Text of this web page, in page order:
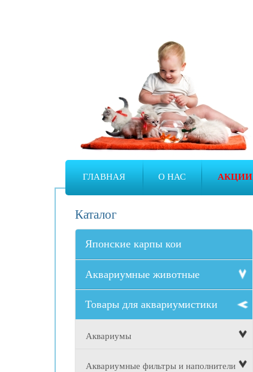
ГЛАВНАЯ О НАС АКЦИИ
Каталог
Японские карпы кои
Аквариумные животные
Товары для аквариумистики
Аквариумы
Аквариумные фильтры и наполнители